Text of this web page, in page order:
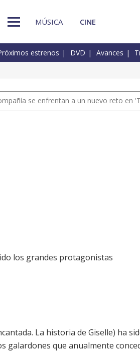
MÚSICA CINE
estrenos DVD Avances
se enfrentan a un nuevo reto en
los grandes protagonistas
La historia de Giselle) ha
galardones que anualmente